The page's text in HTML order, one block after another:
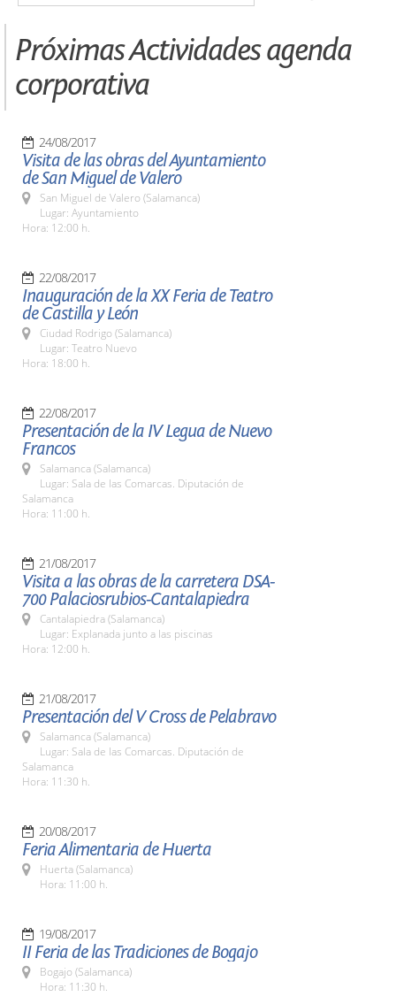
Próximas Actividades agenda
corporativa
24/08/2017
Visita de las obras del Ayuntamiento
de San Miguel de Valero
San Miguel de Valero (Salamanca)
Lugar: Ayuntamiento
Hora: 12:00 h.
22/08/2017
Inauguración de la XX Feria de Teatro
de Castilla y León
Ciudad Rodrigo (Salamanca)
Lugar: Teatro Nuevo
Hora: 18:00 h.
22/08/2017
Presentación de la IV Legua de Nuevo
Francos
Salamanca (Salamanca)
Lugar: Sala de las Comarcas. Diputación de
Salamanca
Hora: 11:00 h.
21/08/2017
Visita a las obras de la carretera DSA-
700 Palaciosrubios-Cantalapiedra
Cantalapiedra (Salamanca)
Lugar: Explanada junto a las piscinas
Hora: 12:00 h.
21/08/2017
Presentación del V Cross de Pelabravo
Salamanca (Salamanca)
Lugar: Sala de las Comarcas. Diputación de
Salamanca
Hora: 11:30 h.
20/08/2017
Feria Alimentaria de Huerta
Huerta (Salamanca)
Hora: 11:00 h.
19/08/2017
II Feria de las Tradiciones de Bogajo
Bogajo (Salamanca)
Hora: 11:30 h.